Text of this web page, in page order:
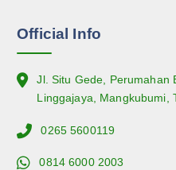
Official Info
Jl. Situ Gede, Perumahan
Linggajaya, Mangkubumi,
0265 5600119
0814 6000 2003